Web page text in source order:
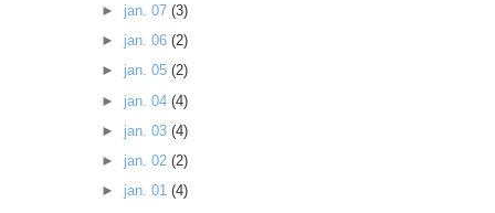
► jan. 07 (3)
► jan. 06 (2)
► jan. 05 (2)
► jan. 04 (4)
► jan. 03 (4)
► jan. 02 (2)
► jan. 01 (4)